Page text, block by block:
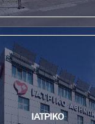
ΙΑΤΡΙΚΟ